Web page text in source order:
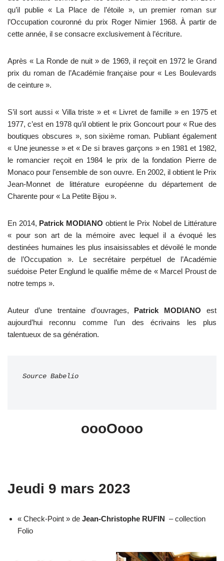
qu’il publie « La Place de l’étoile », un premier roman sur
l’Occupation couronné du prix Roger Nimier 1968. À partir de
cette année, il se consacre exclusivement à l’écriture.
Après « La Ronde de nuit » de 1969, il reçoit en 1972 le Grand
prix du roman de l’Académie française pour « Les Boulevards
de ceinture ».
S’il sort aussi « Villa triste » et « Livret de famille » en 1975 et
1977, c’est en 1978 qu’il obtient le prix Goncourt pour « Rue des
boutiques obscures », son sixième roman. Publiant également
« Une jeunesse » et « De si braves garçons » en 1981 et 1982,
le romancier reçoit en 1984 le prix de la fondation Pierre de
Monaco pour l’ensemble de son ouvre. En 2002, il obtient le Prix
Jean-Monnet de littérature européenne du département de
Charente pour « La Petite Bijou ».
En 2014, Patrick MODIANO obtient le Prix Nobel de Littérature
« pour son art de la mémoire avec lequel il a évoqué les
destinées humaines les plus insaisissables et dévoilé le monde
de l’Occupation ». Le secrétaire perpétuel de l’Académie
suédoise Peter Englund le qualifie même de « Marcel Proust de
notre temps ».
Auteur d’une trentaine d’ouvrages, Patrick MODIANO est
aujourd’hui reconnu comme l’un des écrivains les plus
talentueux de sa génération.
Source Babelio
oooOooo
Jeudi 9 mars 2023
« Check-Point » de Jean-Christophe RUFIN – collection
Folio